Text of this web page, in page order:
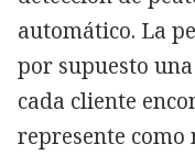
automático. La
por supuesto
cada cliente
represente